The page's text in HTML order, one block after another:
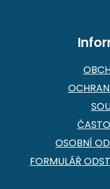
OSOBNÍ
FORMULÁŘ